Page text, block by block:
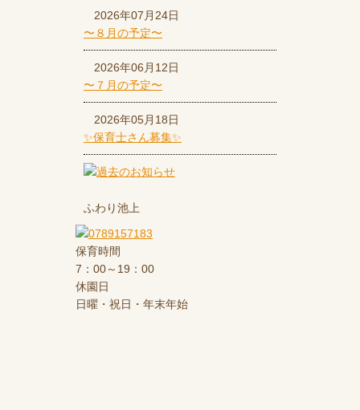
2026年07月24日
〜８月の予定〜
2026年06月12日
〜７月の予定〜
2026年05月18日
✨保育士さん募集✨
ふわり池上
保育時間
7：00～19：00
休園日
日曜・祝日・年末年始